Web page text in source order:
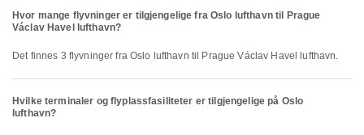
Hvor mange flyvninger er tilgjengelige fra Oslo lufthavn til Prague
Václav Havel lufthavn?
Det finnes 3 flyvninger fra Oslo lufthavn til Prague Václav Havel lufthavn.
Hvilke terminaler og flyplassfasiliteter er tilgjengelige på Oslo
lufthavn?